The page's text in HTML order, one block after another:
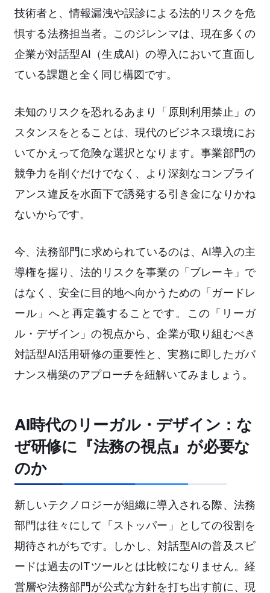
技術者と、情報漏洩や誤診による法的リスクを危
惧する法務担当者。このジレンマは、現在多くの
企業が対話型AI（生成AI）の導入において直面し
ている課題と全く同じ構図です。
未知のリスクを恐れるあまり「原則利用禁止」の
スタンスをとることは、現代のビジネス環境にお
いてかえって危険な選択となります。事業部門の
競争力を削ぐだけでなく、より深刻なコンプライ
アンス違反を水面下で誘発する引き金になりかね
ないからです。
今、法務部門に求められているのは、AI導入の主
導権を握り、法的リスクを事業の「ブレーキ」で
はなく、安全に目的地へ向かうための「ガードレ
ール」へと再定義することです。この「リーガ
ル・デザイン」の視点から、企業が取り組むべき
対話型AI活用研修の重要性と、実務に即したガバ
ナンス構築のアプローチを紐解いてみましょう。
AI時代のリーガル・デザイン：な
ぜ研修に『法務の視点』が必要な
のか
新しいテクノロジーが組織に導入される際、法務
部門は往々にして「ストッパー」としての役割を
期待されがちです。しかし、対話型AIの普及スピ
ードは過去のITツールとは比較になりません。経
営層や法務部門が公式な方針を打ち出す前に、現